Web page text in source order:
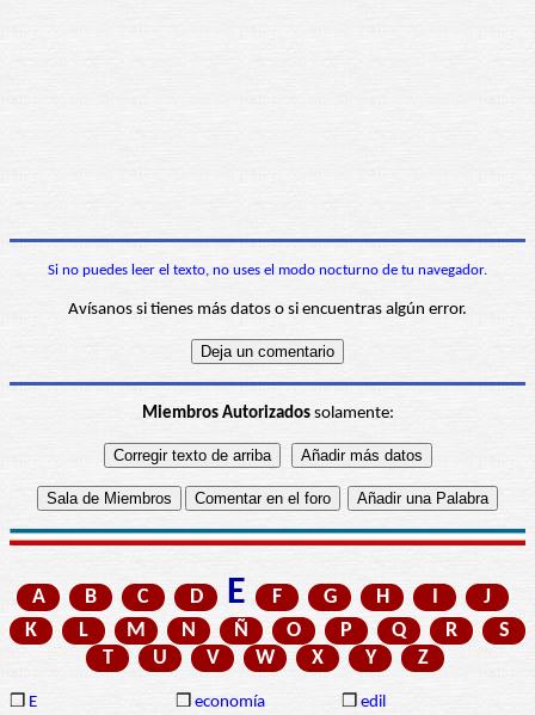
Si no puedes leer el texto, no uses el modo nocturno de tu navegador.
Avísanos si tienes más datos o si encuentras algún error.
Miembros Autorizadossolamente:
A B C D E F G H
J
K
L M N Ñ O P Q R
S
T
U V W X Y Z
❒ E ❒ economía ❒ edil